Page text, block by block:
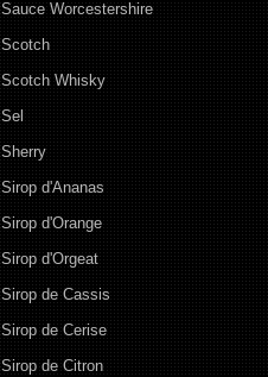
Sauce Worcestershire
Scotch
Scotch Whisky
Sel
Sherry
Sirop d'Ananas
Sirop d'Orange
Sirop d'Orgeat
Sirop de Cassis
Sirop de Cerise
Sirop de Citron